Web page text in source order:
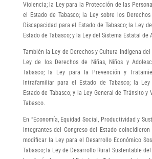
Violencia; la Ley para la Protección de las
el Estado de Tabasco; la Ley sobre los
Discapacidad para el Estado de Tabasco; la Ley
Estado de Tabasco; y la Ley del Sistema Estatal de
También la Ley de Derechos y Cultura Indígena del
Ley de los Derechos de Niñas, Niños y
Tabasco; la Ley para la Prevención y
Intrafamiliar para el Estado de Tabasco; la
Estado de Tabasco; y la Ley General de Tránsito y
Tabasco.
En “Economía, Equidad Social, Productividad y
integrantes del Congreso del Estado
modificar la Ley para el Desarrollo Económico
Tabasco; la Ley de Desarrollo Rural Sustentable